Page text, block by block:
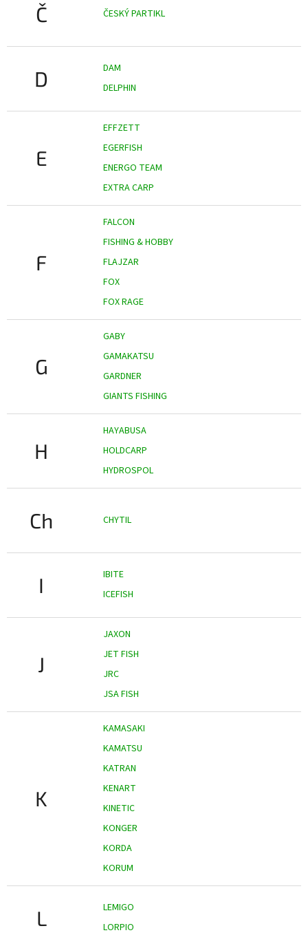
Č ČESKÝ PARTIKL
D
DAM
DELPHIN
E
EFFZETT
EGERFISH
ENERGO TEAM
EXTRA CARP
F
FALCON
FISHING & HOBBY
FLAJZAR
FOX
FOX RAGE
G
GABY
GAMAKATSU
GARDNER
GIANTS FISHING
H
HAYABUSA
HOLDCARP
HYDROSPOL
Ch CHYTIL
I
IBITE
ICEFISH
J
JAXON
JET FISH
JRC
JSA FISH
K
KAMASAKI
KAMATSU
KATRAN
KENART
KINETIC
KONGER
KORDA
KORUM
L
LEMIGO
LORPIO